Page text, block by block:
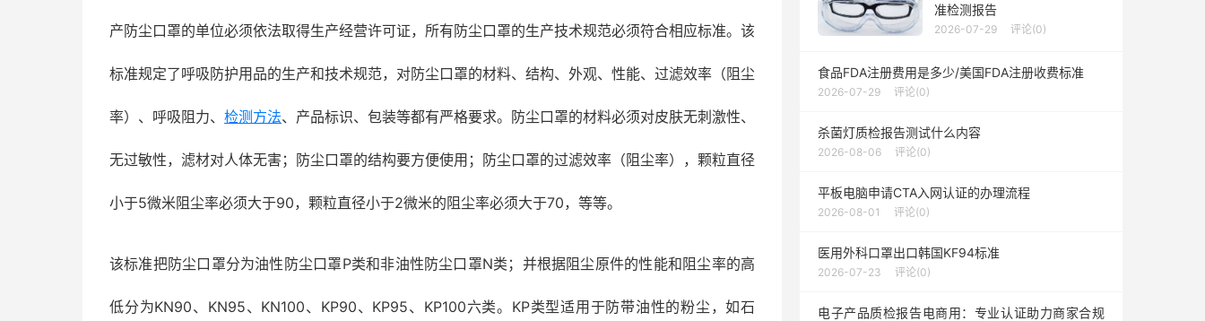
产防尘口罩的单位必须依法取得生产经营许可证，所有防尘口罩的生产技术规范必须符合相应标准。该
标准规定了呼吸防护用品的生产和技术规范，对防尘口罩的材料、结构、外观、性能、过滤效率（阻尘
率）、呼吸阻力、 检测方法、产品标识、包装等都有严格要求。防尘口罩的材料必须对皮肤无刺激性、
无过敏性，滤材对人体无害；防尘口罩的结构要方便使用；防尘口罩的过滤效率（阻尘率），颗粒直径
小于5微米阻尘率必须大于90，颗粒直径小于2微米的阻尘率必须大于70，等等。
该标准把防尘口罩分为油性防尘口罩P类和非油性防尘口罩N类；并根据阻尘原件的性能和阻尘率的高
低分为KN90、KN95、KN100、KP90、KP95、KP100六类。KP类型适用于防带油性的粉尘，如石
准检测报告
2026-07-29 评论(0)
食品FDA注册费用是多少/美国FDA注册收费标准
2026-07-29 评论(0)
杀菌灯质检报告测试什么内容
2026-08-06 评论(0)
平板电脑申请CTA入网认证的办理流程
2026-08-01 评论(0)
医用外科口罩出口韩国KF94标准
2026-07-23 评论(0)
电子产品质检报告电商用：专业认证助力商家合规